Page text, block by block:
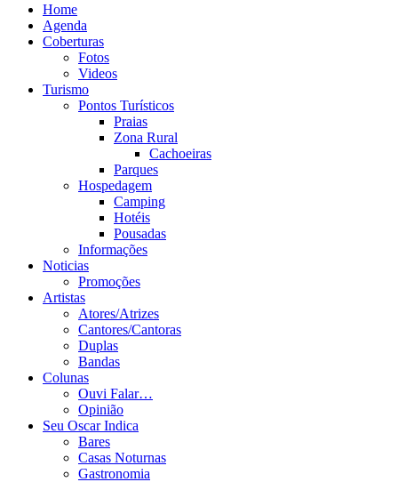
Home
Agenda
Coberturas
Fotos
Videos
Turismo
Pontos Turísticos
Praias
Zona Rural
Cachoeiras
Parques
Hospedagem
Camping
Hotéis
Pousadas
Informações
Noticias
Promoções
Artistas
Atores/Atrizes
Cantores/Cantoras
Duplas
Bandas
Colunas
Ouvi Falar…
Opinião
Seu Oscar Indica
Bares
Casas Noturnas
Gastronomia